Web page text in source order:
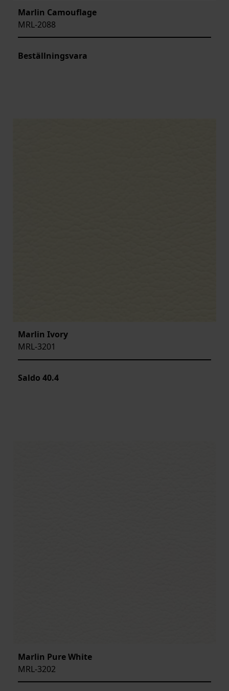
Marlin Camouflage
MRL-2088
Beställningsvara
Marlin Ivory
MRL-3201
Saldo 40.4
Marlin Pure White
MRL-3202